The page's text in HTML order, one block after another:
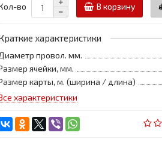
во В корзину
характеристики
провол. мм.
ячейки, мм.
карты, м. (ширина / длина)
характеристики